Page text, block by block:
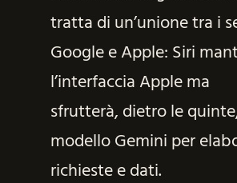
tratta di un’unione tra i
Google e Apple: Siri
l’interfaccia Apple ma
sfrutterà, dietro le
modello Gemini per
richieste e dati.